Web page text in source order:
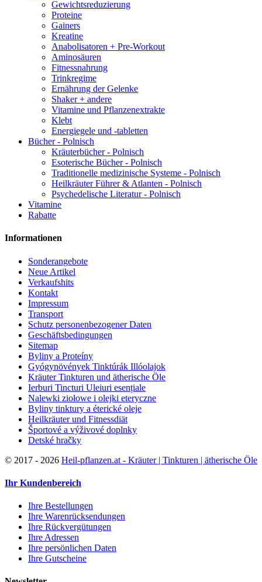
Gewichtsreduzierung
Proteine
Gainers
Kreatine
Anabolisatoren + Pre-Workout
Aminosäuren
Fitnessnahrung
Trinkregime
Ernährung der Gelenke
Shaker + andere
Vitamine und Pflanzenextrakte
Klebt
Energiegele und -tabletten
Bücher - Polnisch
Kräuterbücher - Polnisch
Esoterische Bücher - Polnisch
Traditionelle medizinische Systeme - Polnisch
Heilkräuter Führer & Atlanten - Polnisch
Psychedelische Literatur - Polnisch
Vitamine
Rabatte
Informationen
Sonderangebote
Neue Artikel
Verkaufshits
Kontakt
Impressum
Transport
Schutz personenbezogener Daten
Geschäftsbedingungen
Sitemap
Byliny a Proteíny
Gyógynövények Tinktúrák Illóolajok
Kräuter Tinkturen und ätherische Öle
Ierburi Tincturi Uleiuri esențiale
Nalewki ziołowe i olejki eteryczne
Byliny tinktury a éterické oleje
Heilkräuter und Fitnessdiät
Športové a výživové doplnky
Detské hračky
© 2017 - 2026 Heil-pflanzen.at - Kräuter | Tinkturen | ätherische Öle
Ihr Kundenbereich
Ihre Bestellungen
Ihre Warenrücksendungen
Ihre Rückvergütungen
Ihre Adressen
Ihre persönlichen Daten
Ihre Gutscheine